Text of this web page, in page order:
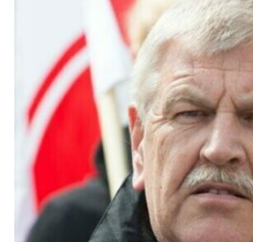
Satz: »Es gibt zwei Währungen in
wirtschaftliche Macht und die
durchzusetzen« (laut Spiegel 3/